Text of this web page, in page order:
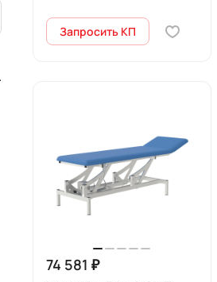
Запросить КП
74 581 ₽